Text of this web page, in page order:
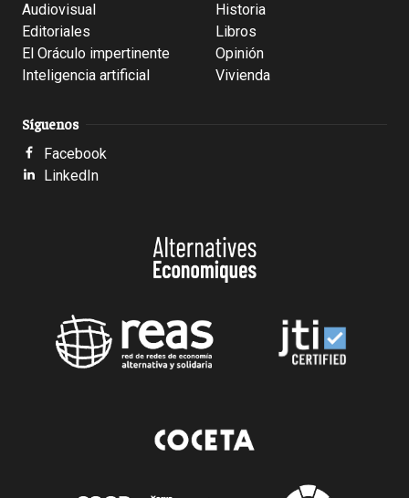
Audiovisual
Editoriales
El Oráculo impertinente
Inteligencia artificial
Historia
Libros
Opinión
Vivienda
Síguenos
Facebook
LinkedIn